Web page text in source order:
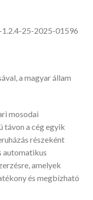
1.2.4-25-2025-01596
a magyar állam
mosodai
távon a cég egyik
részeként
automatikus
amelyek
és megbízható